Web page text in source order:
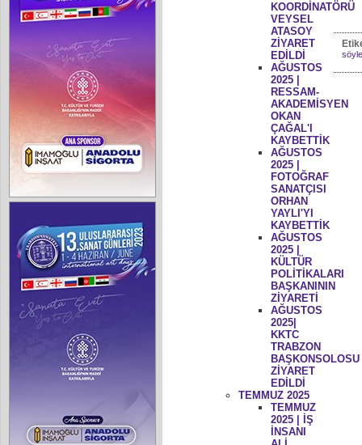
KOORDİNATÖRÜ
VEYSEL
ATASOY
ZİYARET
EDİLDİ
AĞUSTOS
2025 |
RESSAM-
AKADEMİSYEN
OKAN
ÇAĞAL'I
KAYBETTİK
AĞUSTOS
2025 |
FOTOĞRAF
SANATÇISI
ORHAN
YAYLI'YI
KAYBETTİK
AĞUSTOS
2025 |
KÜLTÜR
POLİTİKALARI
BAŞKANININ
ZİYARETİ
AĞUSTOS
2025|
KKTC
TRABZON
BAŞKONSOLOSU
ZİYARET
EDİLDİ
TEMMUZ 2025
TEMMUZ
2025 | İŞ
İNSANI